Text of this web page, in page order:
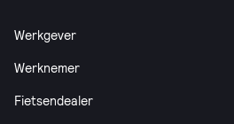
Werkgever
Werknemer
Fietsendealer